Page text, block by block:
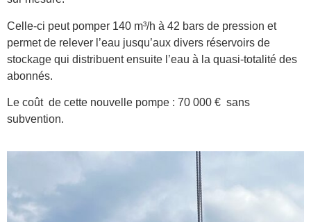
Celle-ci peut pomper 140 m³/h à 42 bars de pression et
permet de relever l’eau jusqu’aux divers réservoirs de
stockage qui distribuent ensuite l’eau à la quasi-totalité des
abonnés.
Le coût de cette nouvelle pompe : 70 000 € sans
subvention.